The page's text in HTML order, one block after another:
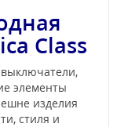
Class
элементы
изделия
стиля и